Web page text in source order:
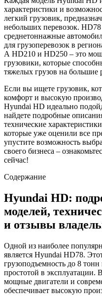
характеристики и
легкий грузовик,
небольших перевозок.
среднетоннажные
для грузоперевозок в
А HD210 и HD250 – это
грузовики, которые
тяжелых грузов на большие
Если вы ищете грузовик,
комфорт и высокую
Hyundai HD идеально
найдете подробные
технические
которые уже оценили все
упустите возможность
своего бизнеса –
сейчас!
Содержание
Hyundai HD:
моделей,
и отзывы
Одной из наиболее
является Hyundai HD78.
грузоподъемность до 8
простотой в эксплуатации.
мощные двигатели и
обеспечивает высокую